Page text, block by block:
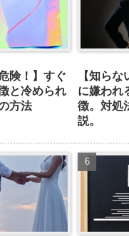
険！】すぐ
と冷められ
方法
【知ら
に嫌われ
徴。対処
説。